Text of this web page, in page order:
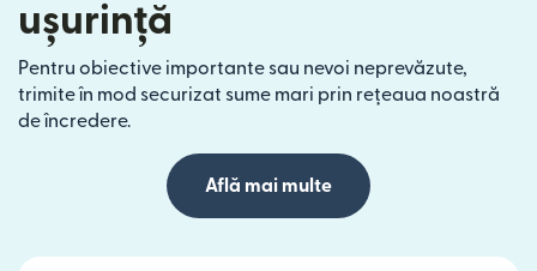
ușurință
Pentru obiective importante sau nevoi neprevăzute,
trimite în mod securizat sume mari prin rețeaua noastră
de încredere.
Află mai multe